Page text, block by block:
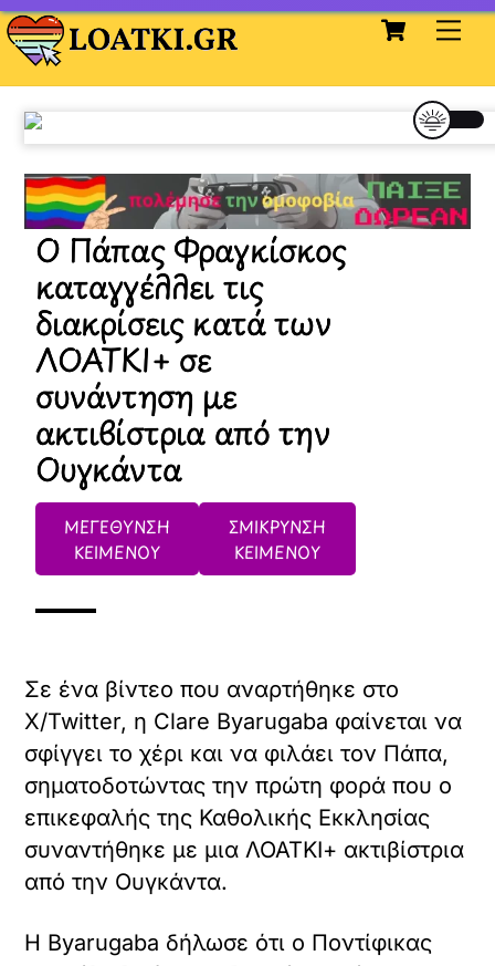
Skip
to
content
Cart
Ο Πάπας Φραγκίσκος
καταγγέλλει τις
διακρίσεις κατά των
ΛΟΑΤΚΙ+ σε
συνάντηση με
ακτιβίστρια από την
Ουγκάντα
ΜΕΓΕΘΥΝΣΗ
ΚΕΙΜΕΝΟΥ
ΣΜΙΚΡΥΝΣΗ
ΚΕΙΜΕΝΟΥ
Σε ένα βίντεο που αναρτήθηκε στο
X/Twitter, η Clare Byarugaba φαίνεται να
σφίγγει το χέρι και να φιλάει τον Πάπα,
σηματοδοτώντας την πρώτη φορά που ο
επικεφαλής της Καθολικής Εκκλησίας
συναντήθηκε με μια ΛΟΑΤΚΙ+ ακτιβίστρια
από την Ουγκάντα.
Η Byarugaba δήλωσε ότι ο Ποντίφικας